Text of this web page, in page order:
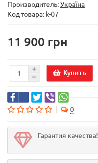
Производитель:Україна
Код товара: k-07
11 900 грн
Купить
0
Гарантия качества!